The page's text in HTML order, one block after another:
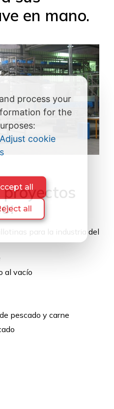
en mano.
para la industria del
al vacío
pescado y carne
process your
for the
Adjust cookie
all
all